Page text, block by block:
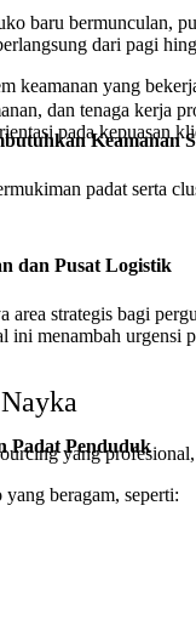
dan tenaga kerja
pada kepuasan
yang
baru bermunculan,
dari pagi
keamanan yang
Keamanan
padat serta
dan Pusat Logistik
strategis bagi
menambah urgensi
Padat Penduduk
beragam, seperti: